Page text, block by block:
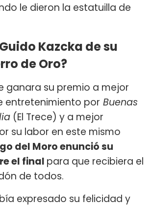
le dieron la estatuilla de
Kazcka de su
de Oro?
ganara su premio a mejor
entretenimiento por Buenas
(El Trece) y a mejor
su labor en este mismo
del Moro enunció su
el final para que recibiera el
de todos.
expresado su felicidad y